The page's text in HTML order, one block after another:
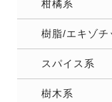
柑橘系
樹脂/エキゾチ
スパイス系
樹木系